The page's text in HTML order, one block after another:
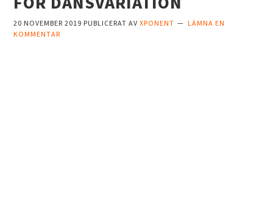
20 NOVEMBER 2019 PUBLICERAT AVXPONENT
LÄMNA EN
KOMMENTAR